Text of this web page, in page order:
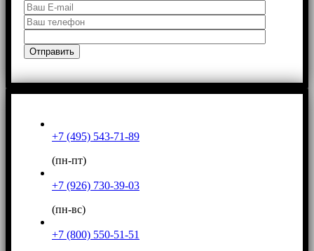
+7 (495) 543-71-89
(пн-пт)
+7 (926) 730-39-03
(пн-вс)
+7 (800) 550-51-51